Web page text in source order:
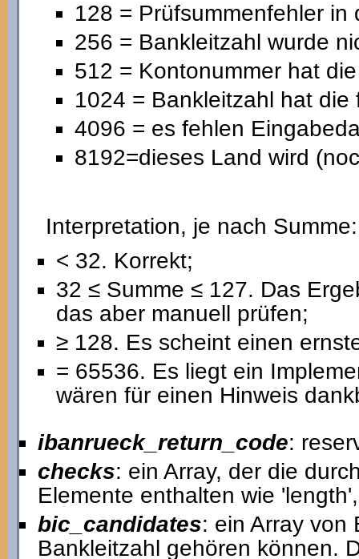
128 = Prüfsummenfehler in
256 = Bankleitzahl wurde
512 = Kontonummer hat
1024 = Bankleitzahl hat die
4096 = es fehlen
8192=dieses Land wird
Interpretation, je nach Summe:
< 32. Korrekt;
32 ≤ Summe ≤ 127. Das
das aber manuell prüfen;
≥ 128. Es scheint einen
= 65536. Es liegt ein
wären für einen Hinweis
ibanrueck_return_code:
checks: ein Array, der die
Elemente enthalten wie
bic_candidates: ein Array von
Bankleitzahl gehören können.